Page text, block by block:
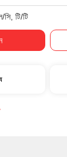
সি, টি/টি